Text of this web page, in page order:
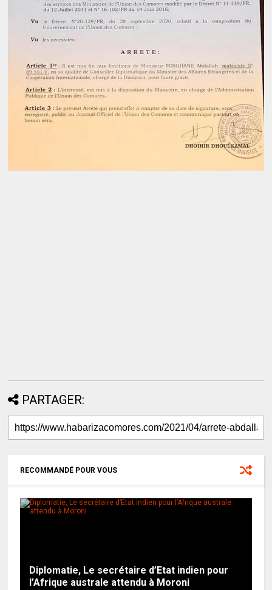
PARTAGER:
RECOMMANDÉ POUR VOUS
Diplomatie, Le secrétaire d’Etat indien pour
l’Afrique australe attendu à Moroni